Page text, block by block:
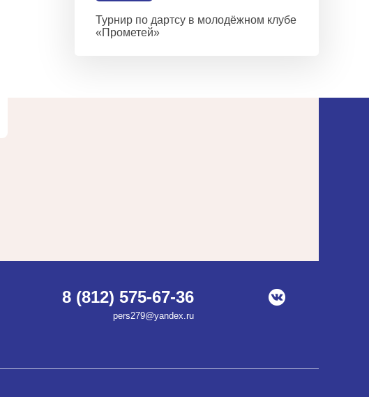
Турнир по дартсу в молодёжном клубе
«Прометей»
8 (812) 575-67-36
pers279@yandex.ru